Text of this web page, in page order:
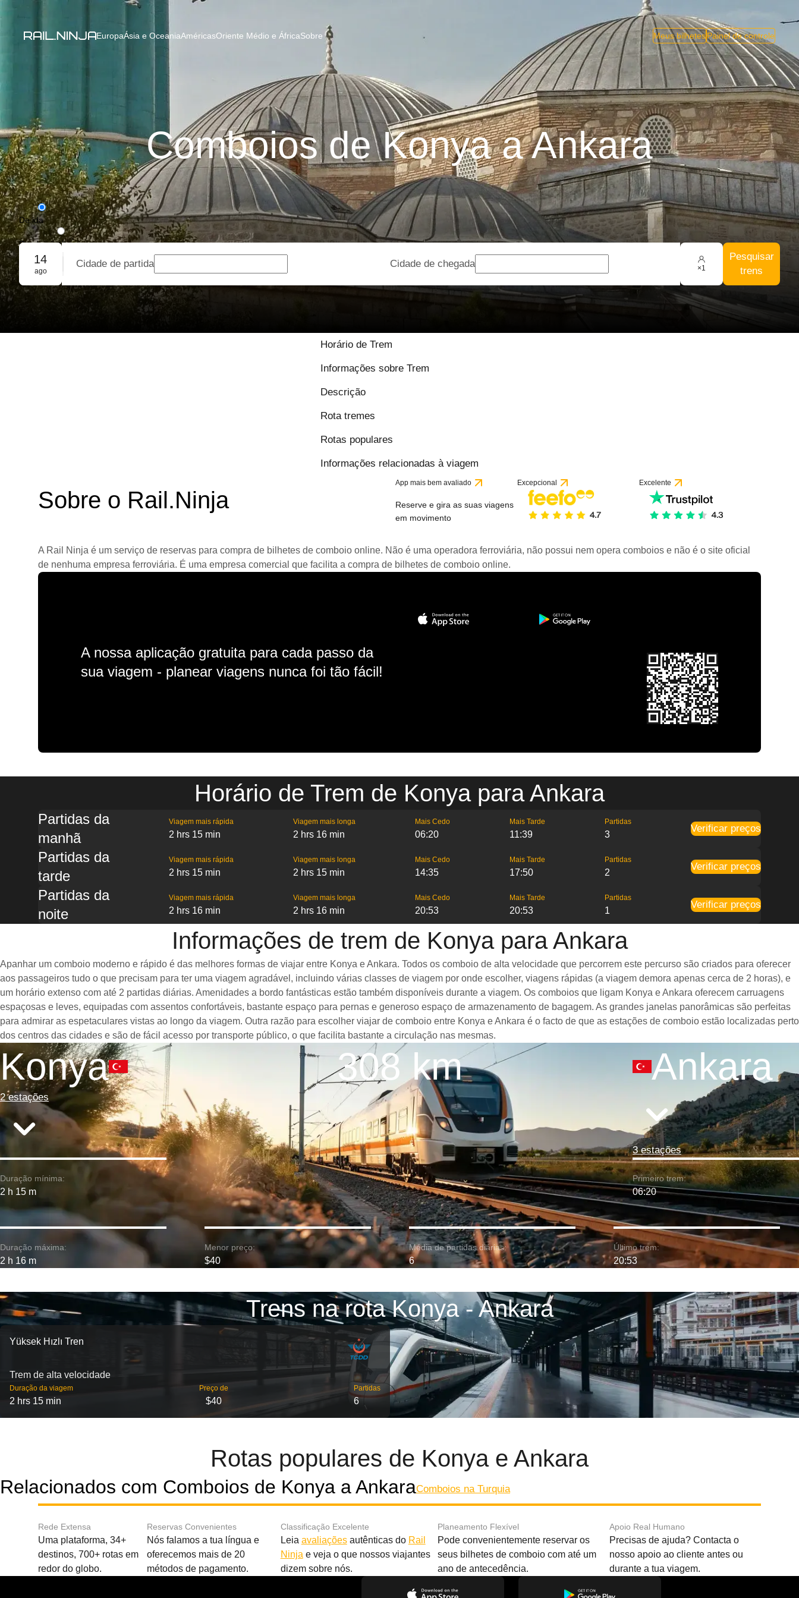
EuropaÁsia e OceaniaAméricasOriente Médio e ÁfricaSobre Meus bilhetesPainel de controle
Comboios de Konya a Ankara
De ida
De ida e volta
Reserva em grupo
14
ago
Cidade de partida Cidade de chegada ×1
Pesquisar
trens
Horário de Trem
Informações sobre Trem
Descrição
Rota tremes
Rotas populares
Informações relacionadas à viagem
Sobre o Rail.Ninja
App mais bem avaliado
Reserve e gira as suas viagens
em movimento
Excepcional Excelente
A Rail Ninja é um serviço de reservas para compra de bilhetes de comboio online. Não é uma operadora ferroviária, não possui nem opera comboios e não é o site oficial
de nenhuma empresa ferroviária. É uma empresa comercial que facilita a compra de bilhetes de comboio online.
A nossa aplicação gratuita para cada passo da
sua viagem - planear viagens nunca foi tão fácil!
Horário de Trem de Konya para Ankara
Partidas da
manhã
Viagem mais rápida
2 hrs 15 min
Viagem mais longa
2 hrs 16 min
Mais Cedo
06:20
Mais Tarde
11:39
Partidas
3
Verificar preços
Partidas da
tarde
Viagem mais rápida
2 hrs 15 min
Viagem mais longa
2 hrs 15 min
Mais Cedo
14:35
Mais Tarde
17:50
Partidas
2
Verificar preços
Partidas da
noite
Viagem mais rápida
2 hrs 16 min
Viagem mais longa
2 hrs 16 min
Mais Cedo
20:53
Mais Tarde
20:53
Partidas
1
Verificar preços
Informações de trem de Konya para Ankara
Apanhar um comboio moderno e rápido é das melhores formas de viajar entre Konya e Ankara. Todos os comboio de alta velocidade que percorrem este percurso são criados para oferecer
aos passageiros tudo o que precisam para ter uma viagem agradável, incluindo várias classes de viagem por onde escolher, viagens rápidas (a viagem demora apenas cerca de 2 horas), e
um horário extenso com até 2 partidas diárias. Amenidades a bordo fantásticas estão também disponíveis durante a viagem. Os comboios que ligam Konya e Ankara oferecem carruagens
espaçosas e leves, equipadas com assentos confortáveis, bastante espaço para pernas e generoso espaço de armazenamento de bagagem. As grandes janelas panorâmicas são perfeitas
para admirar as espetaculares vistas ao longo da viagem. Outra razão para escolher viajar de comboio entre Konya e Ankara é o facto de que as estações de comboio estão localizadas perto
dos centros das cidades e são de fácil acesso por transporte público, o que facilita bastante a circulação nas mesmas.
Konya
2 estações
308 km Ankara
3 estações
Duração mínima:
2 h 15 m
Primeiro trem:
06:20
Duração máxima:
2 h 16 m
Menor preço:
$40
Média de partidas diárias:
6
Último trem:
20:53
Trens na rota Konya - Ankara
Yüksek Hızlı Tren
Trem de alta velocidade
Duração da viagem
2 hrs 15 min
Preço de
$40
Partidas
6
Rotas populares de Konya e Ankara
9 / 10 baseado em 16 avaliações
Relacionados com Comboios de Konya a AnkaraComboios na Turquia
Rede Extensa
Uma plataforma, 34+
destinos, 700+ rotas em
redor do globo.
Reservas Convenientes
Nós falamos a tua língua e
oferecemos mais de 20
métodos de pagamento.
Classificação Excelente
Leia avaliaçõesautênticas do Rail
Ninja e veja o que nossos viajantes
dizem sobre nós.
Planeamento Flexível
Pode convenientemente reservar os
seus bilhetes de comboio com até um
ano de antecedência.
Apoio Real Humano
Precisas de ajuda? Contacta o
nosso apoio ao cliente antes ou
durante a tua viagem.